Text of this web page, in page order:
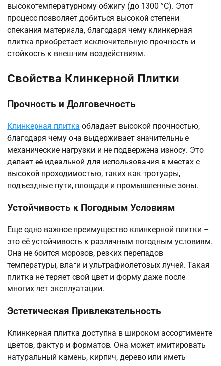
высокотемпературному обжигу (до 1300 °C). Этот
процесс позволяет добиться высокой степени
спекания материала, благодаря чему клинкерная
плитка приобретает исключительную прочность и
стойкость к внешним воздействиям.
Свойства Клинкерной Плитки
Прочность и Долговечность
Клинкерная плитка обладает высокой прочностью,
благодаря чему она выдерживает значительные
механические нагрузки и не подвержена износу. Это
делает её идеальной для использования в местах с
высокой проходимостью, таких как тротуары,
подъездные пути, площади и промышленные зоны.
Устойчивость к Погодным Условиям
Еще одно важное преимущество клинкерной плитки –
это её устойчивость к различным погодным условиям.
Она не боится морозов, резких перепадов
температуры, влаги и ультрафиолетовых лучей. Такая
плитка не теряет свой цвет и форму даже после
многих лет эксплуатации.
Эстетическая Привлекательность
Клинкерная плитка доступна в широком ассортименте
цветов, фактур и форматов. Она может имитировать
натуральный камень, кирпич, дерево или иметь